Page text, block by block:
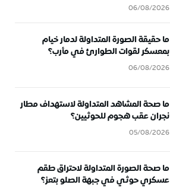
06/08/2026
ما حقيقة الصورة المتداولة لدمار خيام
بمعسكر لقوات الطوارئ في مأرب؟
06/08/2026
ما صحة المشاهد المتداولة لاستهداف مطار
نجران عقب هجوم للحوثيين؟
05/08/2026
ما صحة الصورة المتداولة لاحتراق طقم
عسكري حوثي في جبهة الصلو بتعز؟